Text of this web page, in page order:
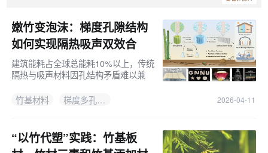
嫩竹变泡沫：梯度孔隙结构
如何实现隔热吸声双效合
一！
建筑能耗占全球总能耗10%以上，传统
隔热与吸声材料因孔结构矛盾难以兼
以嫩竹为原料，通过冰模板微加工工艺
制备出梯度多孔泡沫，实现热导率
能。
竹基材料 梯度多孔结构 2026-04-11
“以竹代塑”实践：竹基板